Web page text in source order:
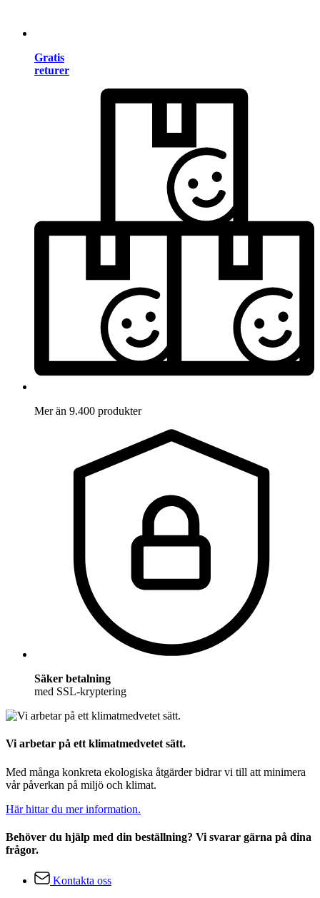
Gratis
returer
Mer än 9.400 produkter
Säker betalning
med SSL-kryptering
Vi arbetar på ett klimatmedvetet sätt.
Med många konkreta ekologiska åtgärder bidrar vi till att minimera
vår påverkan på miljö och klimat.
Här hittar du mer information.
Behöver du hjälp med din beställning? Vi svarar gärna på dina
frågor.
Kontakta oss